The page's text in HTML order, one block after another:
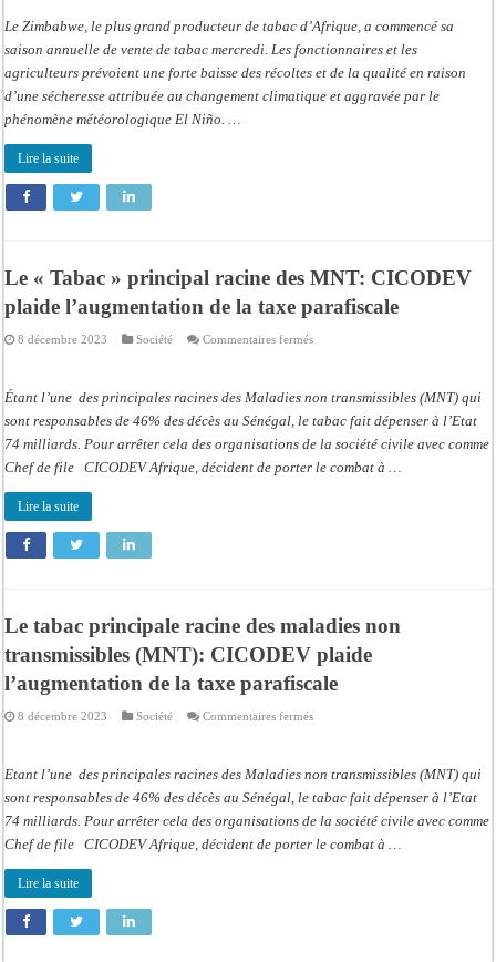
Le Zimbabwe, le plus grand producteur de tabac d’Afrique, a commencé sa
saison annuelle de vente de tabac mercredi. Les fonctionnaires et les
agriculteurs prévoient une forte baisse des récoltes et de la qualité en raison
d’une sécheresse attribuée au changement climatique et aggravée par le
phénomène météorologique El Niño. …
Lire la suite
Le « Tabac » principal racine des MNT: CICODEV
plaide l’augmentation de la taxe parafiscale
8 décembre 2023 Société Commentaires ferméssur
des
MNT:
CICODEV
plaide
de
Étant l’une des principales racines des Maladies non transmissibles (MNT) qui
sont responsables de 46% des décès au Sénégal, le tabac fait dépenser à l’Etat
74 milliards. Pour arrêter cela des organisations de la société civile avec comme
Chef de file CICODEV Afrique, décident de porter le combat à …
Lire la suite
Le tabac principale racine des maladies non
transmissibles (MNT): CICODEV plaide
l’augmentation de la taxe parafiscale
8 décembre 2023 Société Commentaires ferméssur
des
maladies
transmissibles
CICODEV
Etant l’une des principales racines des Maladies non transmissibles (MNT) qui
sont responsables de 46% des décès au Sénégal, le tabac fait dépenser à l’Etat
74 milliards. Pour arrêter cela des organisations de la société civile avec comme
Chef de file CICODEV Afrique, décident de porter le combat à …
Lire la suite